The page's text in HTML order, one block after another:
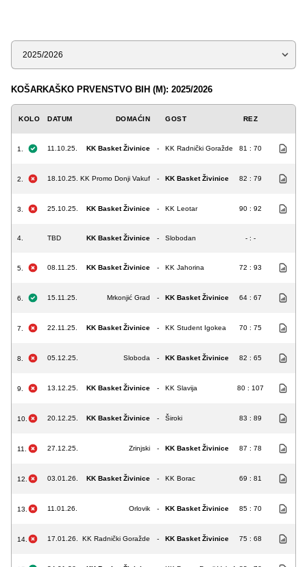
Sezona
KOŠARKAŠKO PRVENSTVO BIH (M): 2025/2026
KOLO DATUM DOMAĆIN GOST REZ
1. 11.10.25. KK Basket Živinice - KK Radnički Goražde 81 : 70
2. 18.10.25. KK Promo Donji Vakuf - KK Basket Živinice 82 : 79
3. 25.10.25. KK Basket Živinice - KK Leotar 90 : 92
4. TBD KK Basket Živinice - Slobodan - : -
5. 08.11.25. KK Basket Živinice - KK Jahorina 72 : 93
6. 15.11.25. Mrkonjić Grad - KK Basket Živinice 64 : 67
7. 22.11.25. KK Basket Živinice - KK Student Igokea 70 : 75
8. 05.12.25. Sloboda - KK Basket Živinice 82 : 65
9. 13.12.25. KK Basket Živinice - KK Slavija 80 : 107
10. 20.12.25. KK Basket Živinice - Široki 83 : 89
11. 27.12.25. Zrinjski - KK Basket Živinice 87 : 78
12. 03.01.26. KK Basket Živinice - KK Borac 69 : 81
13. 11.01.26. Orlovik - KK Basket Živinice 85 : 70
14. 17.01.26. KK Radnički Goražde - KK Basket Živinice 75 : 68